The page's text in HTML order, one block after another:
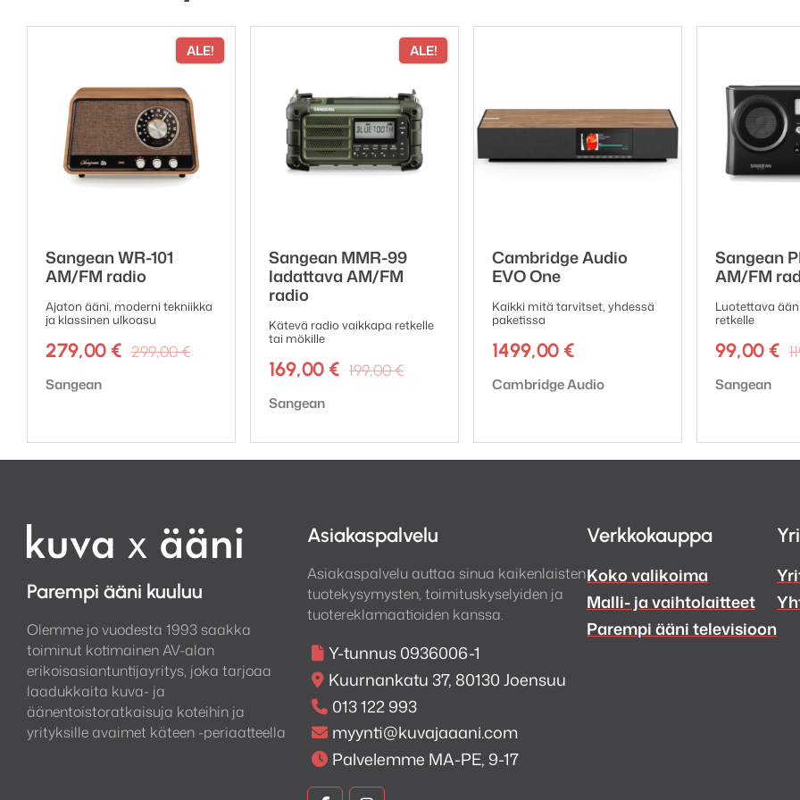
BackPack II kiinnittyy saumattomasti R1:een, ja se voidaan jättää pysyvästi
automaattisesti aina, kun verkkovirtaa käytettävissä. Täysi lataus mahdollistaa
Kompakti kaukosäädin
R1S:lle on saatavana erillinen kompakti kaukosäädin. Kauko-ohjaimessa on
joiden avulla voit tallentaa ja valita suosikkiradiokanavat helposti.
ALE!
Sangean WR-101
AM/FM radio
Ajaton ääni, moderni tekniikka
ja klassinen ulkoasu
299,00€Alkuperäinen
299,00 €.
279,00 €
Nykyinen
279,00 €.
Tuotemerkki:
Sangean
ALE!
Sangean MMR-99
ladattava AM/FM
radio
Kätevä radio vaikkapa retkelle
tai mökille
199,00€Alkuperäinen
169,00 €
Nykyinen
Tuotemerkki:
Sangean
Cambridge Audio
EVO One
Kaikki mitä tarvitset, yhdessä
paketissa
1499,00 €
Tuotemerkki:
Cambridge Audio
Sangean
AM/FM
Luotettava
retkelle
99,00 €
Tuotemerkki:
Sangean
Parempi ääni kuuluu
Olemme jo vuodesta 1993 saakka
toiminut kotimainen AV-alan
erikoisasiantuntijayritys, joka tarjoaa
laadukkaita kuva- ja
äänentoistoratkaisuja koteihin ja
yrityksille avaimet käteen -periaatteella
Asiakaspalvelu
Asiakaspalvelu auttaa sinua kaikenlaisten
tuotekysymysten, toimituskyselyiden ja
tuotereklamaatioiden kanssa.
Y-tunnus 0936006-1
Kuurnankatu 37, 80130 Joensuu
013 122 993
myynti@kuvajaaani.com
Palvelemme MA-PE, 9-17
Verkkokauppa
Koko valikoima
Malli- ja vaihtolaitteet
Parempi ääni televisioon